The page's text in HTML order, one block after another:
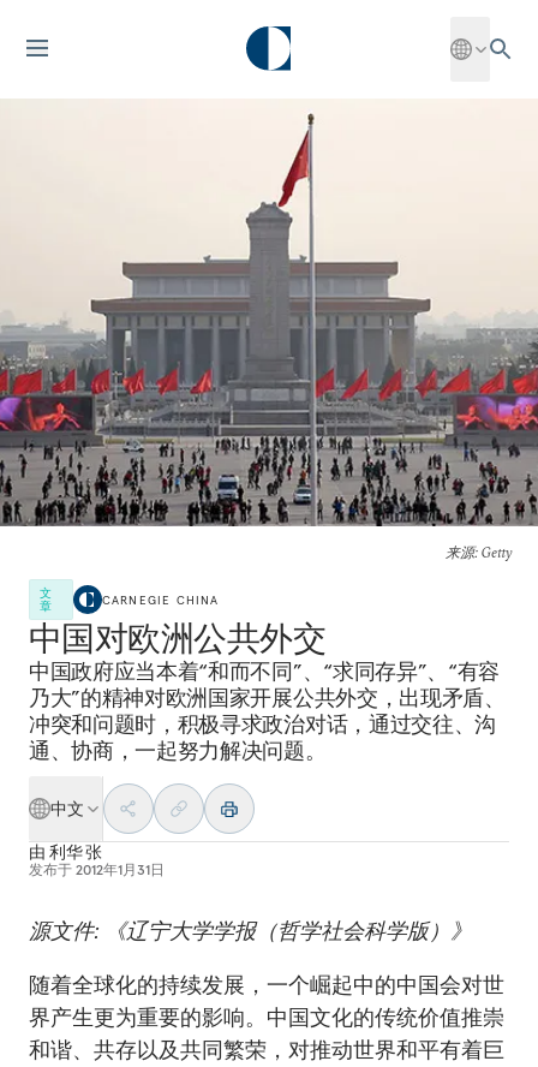
来源: Getty
文
章
CARNEGIE CHINA
中国对欧洲公共外交
中国政府应当本着“和而不同”、“求同存异”、“有容
乃大”的精神对欧洲国家开展公共外交，出现矛盾、
冲突和问题时，积极寻求政治对话，通过交往、沟
通、协商，一起努力解决问题。
中文
由 利华 张
发布于 2012年1月31日
源文件: 《辽宁大学学报（哲学社会科学版）》
随着全球化的持续发展，一个崛起中的中国会对世
界产生更为重要的影响。中国文化的传统价值推崇
和谐、共存以及共同繁荣，对推动世界和平有着巨